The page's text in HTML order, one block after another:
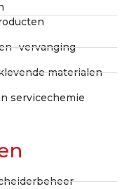
-vervanging
materialen
servicechemie